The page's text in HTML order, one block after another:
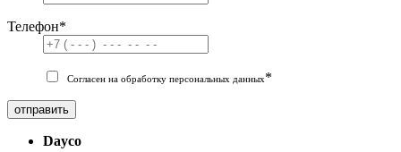
Телефон*
Согласен на обработку персональных данных*
отправить
Dayco